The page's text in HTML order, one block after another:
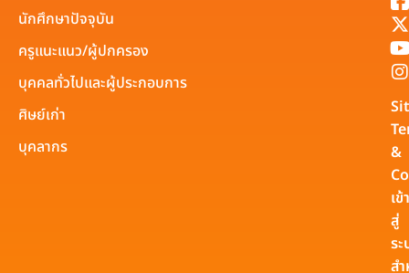
นักศึกษาปัจจุบัน
ครูแนะแนว/ผู้ปกครอง
บุคคลทั่วไปและผู้ประกอบการ
ศิษย์เก่า
บุคลากร
&
เข้า
สู่
ร
ส